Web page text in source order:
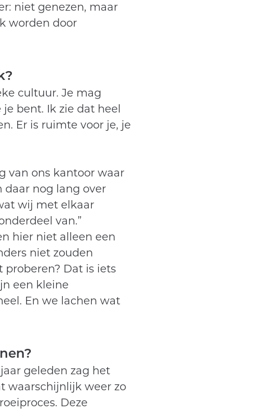
niet genezen, maar
worden door
cultuur. Je mag
bent. Ik zie dat heel
Er is ruimte voor je, je
van ons kantoor waar
daar nog lang over
wij met elkaar
van.”
hier niet alleen een
niet zouden
proberen? Dat is iets
een kleine
En we lachen wat
geleden zag het
waarschijnlijk weer zo
Deze